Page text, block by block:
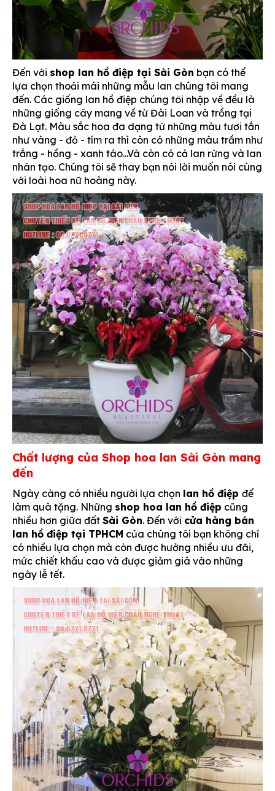
Đến với shop lan hồ điệp tại Sài Gòn bạn có thể
lựa chọn thoải mái những mẫu lan chúng tôi mang
đến. Các giống lan hồ điệp chúng tôi nhập về đều là
những giống cây mang về từ Đài Loan và trồng tại
Đà Lạt. Màu sắc hoa đa dạng từ những màu tươi tắn
như vàng - đỏ - tím ra thì còn có những màu trầm như
trắng - hồng - xanh táo...Và còn có cả lan rừng và lan
nhân tạo. Chúng tôi sẽ thay bạn nói lời muốn nói cùng
với loài hoa nữ hoàng này.
Chất lượng của Shop hoa lan Sài Gòn mang
đến
Ngày càng có nhiều người lựa chọn lan hồ điệp để
làm quà tặng. Những shop hoa lan hồ điệp cũng
nhiều hơn giữa đất Sài Gòn. Đến với cửa hàng bán
lan hồ điệp tại TPHCM của chúng tôi bạn không chỉ
có nhiều lựa chọn mà còn được hưởng nhiều ưu đãi,
mức chiết khấu cao và được giảm giá vào những
ngày lễ tết.